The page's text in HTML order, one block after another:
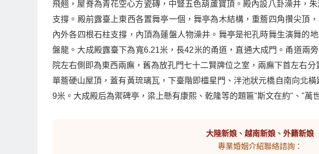
飛翹，屋脊為青花空心方瓷磚，中豎五色葫蘆寶頂。殿內設八卦澡井，
支撐。殿前露臺上東西各置舞亭一個，舞亭為木結構，重簷四角攢尖頂
內外各四根石柱支撐，內頂為蓮盤人物澡井。舞亭是祀孔時舞生演舞的
盤龍。大成殿露臺下為寬6.21米，長42米的甬道，直通大成門。甬道兩
院左右側即為東西兩廡，舊為放孔門七十二賢牌位之室，兩廡下首左右
單簷硬山屋頂，蓋有黃琉璃瓦，下臺階即欞星門、泮池狀元橋自南向北
9米。大成殿后為禦碑亭，梁上懸有康熙、乾隆等的題匾"斯文在約"、"萬
大陸新娘 、越南新娘 、外籍新娘
專業婚姻介紹聯絡諮詢：